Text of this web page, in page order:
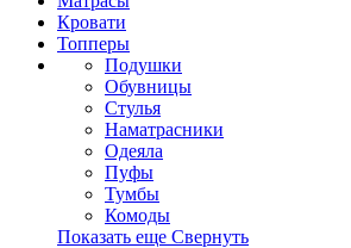
Кровати
Топперы
Подушки
Обувницы
Стулья
Наматрасники
Одеяла
Пуфы
Тумбы
Комоды
Показать еще Свернуть